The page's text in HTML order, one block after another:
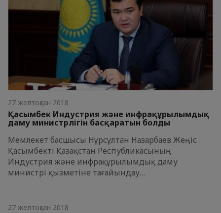
27 желтоқсан 2018
Қасымбек Индустрия және инфрақұрылымдық
даму министрлігін басқаратын болды
Мемлекет басшысы Нұрсұлтан Назарбаев Жеңіс
Қасымбекті Қазақстан Республикасының
Индустрия және инфрақұрылымдық даму
министрі қызметіне тағайындау…
27 желтоқсан 2018